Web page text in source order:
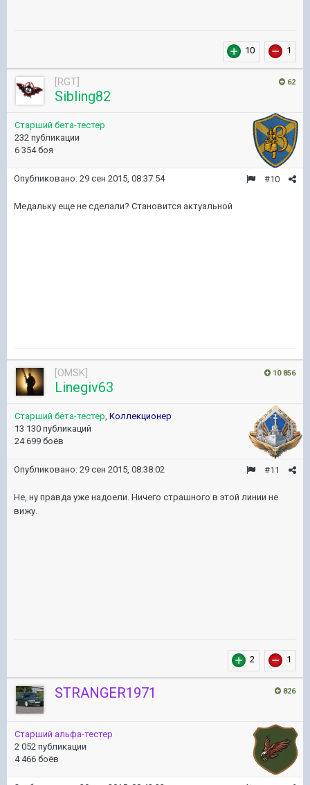
10 1
62
[RGT]
Sibling82
Старший бета-тестер
232 публикации
6 354 боя
#10
Опубликовано: 29 сен 2015, 08:37:54
Медальку еще не сделали? Становится актуальной
10 856
[OMSK]
Linegiv63
Старший бета-тестер, Коллекционер
13 130 публикаций
24 699 боёв
#11
Опубликовано: 29 сен 2015, 08:38:02
Не, ну правда уже надоели. Ничего страшного в этой линии не
вижу.
2 1
826
STRANGER1971
Старший альфа-тестер
2 052 публикации
4 466 боёв